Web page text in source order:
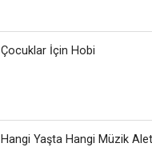
Çocuklar İçin Hobi
Hangi Yaşta Hangi Müzik Aleti